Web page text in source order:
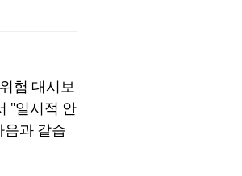
험 대시보
"일시적 안
음과 같습